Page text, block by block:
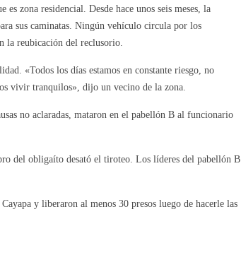
zona residencial. Desde hace unos seis meses, la
sus caminatas. Ningún vehículo circula por los
la reubicación del reclusorio.
«Todos los días estamos en constante riesgo, no
vivir tranquilos», dijo un vecino de la zona.
no aclaradas, mataron en el pabellón B al funcionario
del obligaíto desató el tiroteo. Los líderes del pabellón B
y liberaron al menos 30 presos luego de hacerle las